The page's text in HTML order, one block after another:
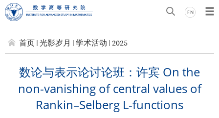
首页 光影岁月 学术活动 2025
数论与表示论讨论班：许宾 On the
non-vanishing of central values of
Rankin–Selberg L-functions